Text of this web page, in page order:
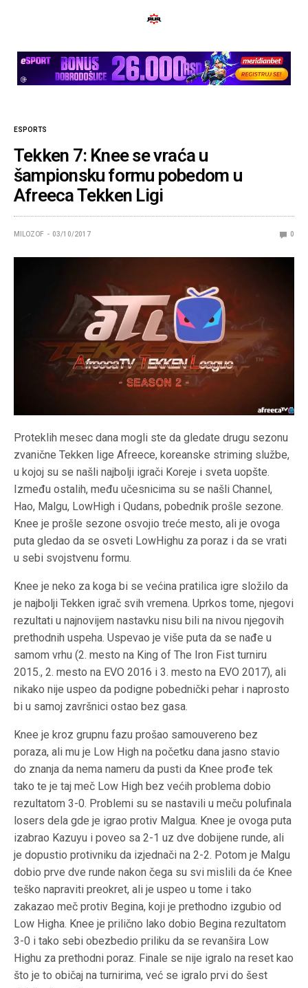
ESPORTS
Tekken 7: Knee se vraća u
šampionsku formu pobedom u
Afreeca Tekken Ligi
MILOZOF 03/10/2017 0
Proteklih mesec dana mogli ste da gledate drugu sezonu
zvanične Tekken lige Afreece, koreanske striming službe,
u kojoj su se našli najbolji igrači Koreje i sveta uopšte.
Između ostalih, među učesnicima su se našli Channel,
Hao, Malgu, LowHigh i Qudans, pobednik prošle sezone.
Knee je prošle sezone osvojio treće mesto, ali je ovoga
puta gledao da se osveti LowHighu za poraz i da se vrati
u sebi svojstvenu formu.
Knee je neko za koga bi se većina pratilica igre složilo da
je najbolji Tekken igrač svih vremena. Uprkos tome, njegovi
rezultati u najnovijem nastavku nisu bili na nivou njegovih
prethodnih uspeha. Uspevao je više puta da se nađe u
samom vrhu (2. mesto na King of The Iron Fist turniru
2015., 2. mesto na EVO 2016 i 3. mesto na EVO 2017), ali
nikako nije uspeo da podigne pobednički pehar i naprosto
bi u samoj završnici ostao bez gasa.
Knee je kroz grupnu fazu prošao samouvereno bez
poraza, ali mu je Low High na početku dana jasno stavio
do znanja da nema nameru da pusti da Knee prođe tek
tako te je taj meč Low High bez većih problema dobio
rezultatom 3-0. Problemi su se nastavili u meču polufinala
losers dela gde je igrao protiv Malgua. Knee je ovoga puta
izabrao Kazuyu i poveo sa 2-1 uz dve dobijene runde, ali
je dopustio protivniku da izjednači na 2-2. Potom je Malgu
dobio prve dve runde nakon čega su svi mislili da će Knee
teško napraviti preokret, ali je uspeo u tome i tako
zakazao meč protiv Begina, koji je prethodno izgubio od
Low Higha. Knee je prilično lako dobio Begina rezultatom
3-0 i tako sebi obezbedio priliku da se revanšira Low
Highu za prethodni poraz. Finale se nije igralo na reset kao
što je to običaj na turnirima, već se igralo prvi do šest